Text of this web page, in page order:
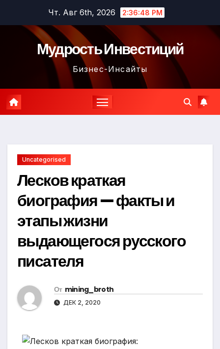
содержимому
Чт. Авг 6th, 2026 2:36:49 PM
Мудрость Инвестиций
Бизнес-Инсайты
Uncategorised
Лесков краткая
биография — факты и
этапы жизни
выдающегося русского
писателя
От mining_broth
ДЕК 2, 2020